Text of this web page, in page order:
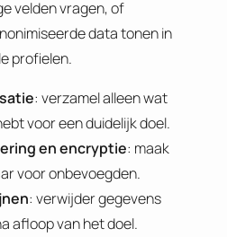
velden vragen, of
data tonen in
profielen.
: verzamel alleen wat
voor een duidelijk doel.
en encryptie: maak
voor onbevoegden.
: verwijder gegevens
afloop van het doel.